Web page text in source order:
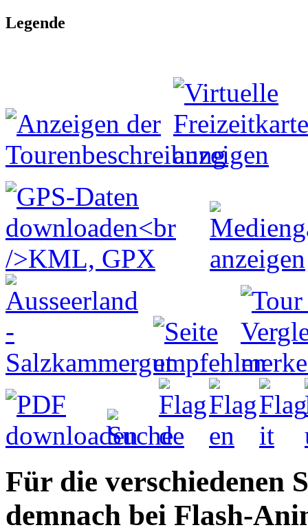
Legende
Für die verschiedenen
demnach bei Flash-